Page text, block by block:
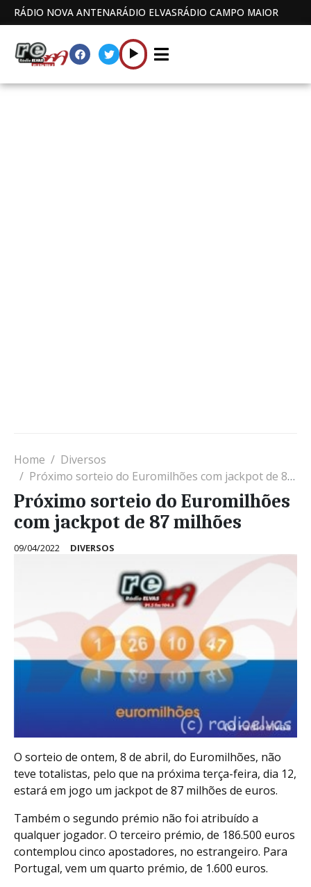
RÁDIO NOVA ANTENARÁDIO ELVASRÁDIO CAMPO MAIOR
Home
Diversos
Próximo sorteio do Euromilhões com jackpot de 87 milhões
Próximo sorteio do Euromilhões
com jackpot de 87 milhões
09/04/2022 DIVERSOS
O sorteio de ontem, 8 de abril, do Euromilhões, não
teve totalistas, pelo que na próxima terça-feira, dia 12,
estará em jogo um jackpot de 87 milhões de euros.
Também o segundo prémio não foi atribuído a
qualquer jogador. O terceiro prémio, de 186.500 euros
contemplou cinco apostadores, no estrangeiro. Para
Portugal, vem um quarto prémio, de 1.600 euros.